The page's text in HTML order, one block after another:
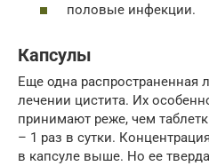
половые инфекции.
Капсулы
Еще одна распространенная
лечении цистита. Их
принимают реже, чем
– 1 раз в сутки.
в капсуле выше. Но ее